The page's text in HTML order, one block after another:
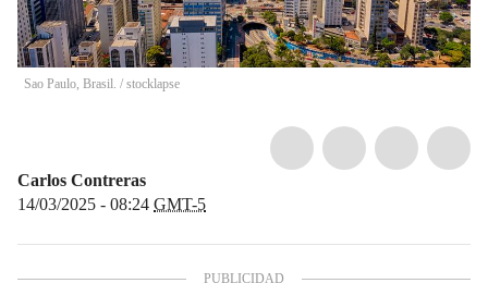
Sao Paulo, Brasil. / stocklapse
Carlos Contreras
14/03/2025 - 08:24 GMT-5